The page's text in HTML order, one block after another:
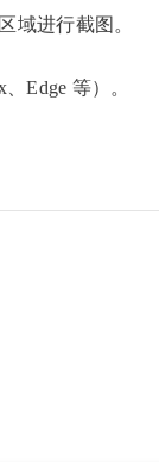
域进行截图。
Edge 等）。